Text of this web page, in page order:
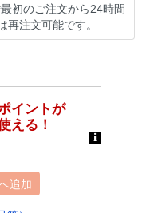
初のご注文から24時間
再注文可能です。
追加